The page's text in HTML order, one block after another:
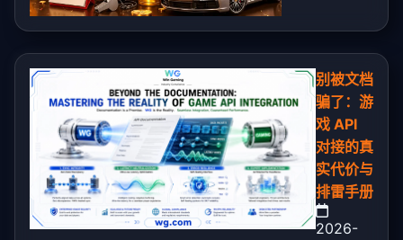
别被文档
骗了：游
戏 API
对接的真
实代价与
排雷手册
2026-